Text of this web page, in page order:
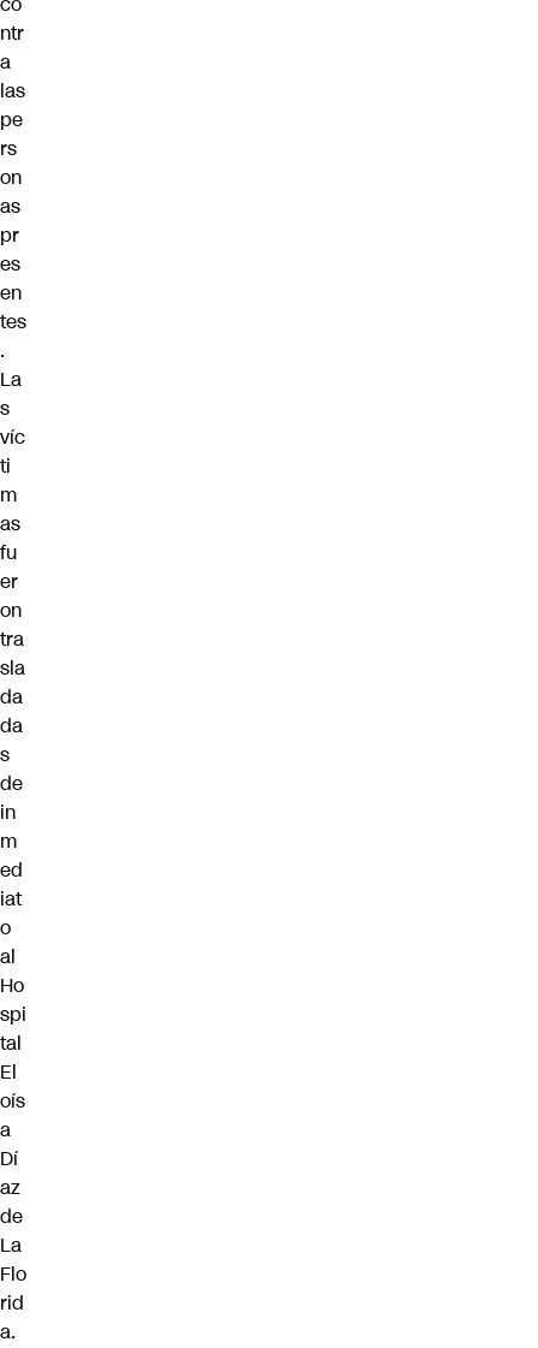
ntr
a
las
pe
rs
on
as
pr
es
en
tes
.
La
s
víc
ti
m
as
fu
er
on
tra
sla
da
da
s
de
in
m
ed
iat
o
al
Ho
spi
tal
El
oís
a
Dí
az
de
La
Flo
rid
a.